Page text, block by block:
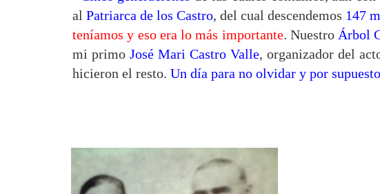
alPatriarca de los Castro, del cual descendemos 147
teníamos y eso era lo más importante. Nuestro Árbol
mi primo José Mari Castro Valle, organizador del
hicieron el resto. Un día para no olvidar y por